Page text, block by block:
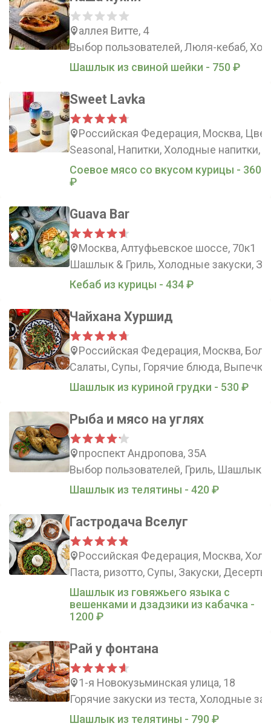
аллея Витте, 4
Выбор пользователей, Люля-кебаб,
Шашлык из cвинoй шейки - 750 ₽
Sweet Lavka
Российская Федерация, Москва,
Seasonal, Напитки, Холодные напитки,
Соевое мясо со вкусом курицы - 360
₽
Guava Bar
Москва, Алтуфьевское шоссе, 70к1
Шашлык & Гриль, Холодные закуски,
Кебаб из курицы - 434 ₽
Чайхана Хуршид
Российская Федерация, Москва,
Салаты, Супы, Горячие блюда, Выпечка
Шашлык из куриной грудки - 530 ₽
Рыба и мясо на углях
проспект Андропова, 35А
Выбор пользователей, Гриль,
Шашлык из телятины - 420 ₽
Гастродача Вселуг
Российская Федерация, Москва,
Паста, ризотто, Супы, Закуски,
Шашлык из говяжьего языка с
вешенками и дзадзики из кабачка -
1200 ₽
Рай у фонтана
1-я Новокузьминская улица, 18
Горячие закуски из теста, Холодные
Шашлык из телятины - 790 ₽